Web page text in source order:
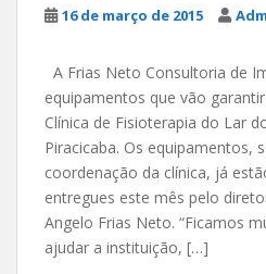
16 de março de 2015
A Frias Neto Consultoria de
equipamentos que vão
Clínica de Fisioterapia do Lar
Piracicaba. Os equipamentos,
coordenação da clínica, já
entregues este mês pelo
Angelo Frias Neto. “Ficamos
ajudar a instituição, […]